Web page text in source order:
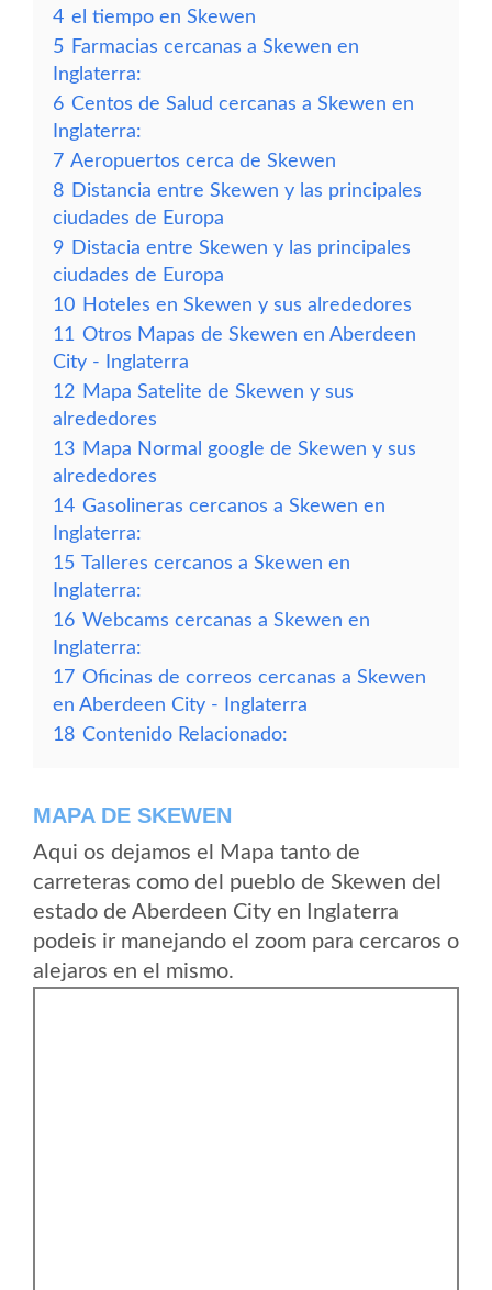
4 el tiempo en Skewen
5 Farmacias cercanas a Skewen en
Inglaterra:
6 Centos de Salud cercanas a Skewen en
Inglaterra:
7 Aeropuertos cerca de Skewen
8 Distancia entre Skewen y las principales
ciudades de Europa
9 Distacia entre Skewen y las principales
ciudades de Europa
10 Hoteles en Skewen y sus alrededores
11 Otros Mapas de Skewen en Aberdeen
City - Inglaterra
12 Mapa Satelite de Skewen y sus
alrededores
13 Mapa Normal google de Skewen y sus
alrededores
14 Gasolineras cercanos a Skewen en
Inglaterra:
15 Talleres cercanos a Skewen en
Inglaterra:
16 Webcams cercanas a Skewen en
Inglaterra:
17 Oficinas de correos cercanas a Skewen
en Aberdeen City - Inglaterra
18 Contenido Relacionado:
MAPA DE SKEWEN
Aqui os dejamos el Mapa tanto de
carreteras como del pueblo de Skewen del
estado de Aberdeen City en Inglaterra
podeis ir manejando el zoom para cercaros o
alejaros en el mismo.